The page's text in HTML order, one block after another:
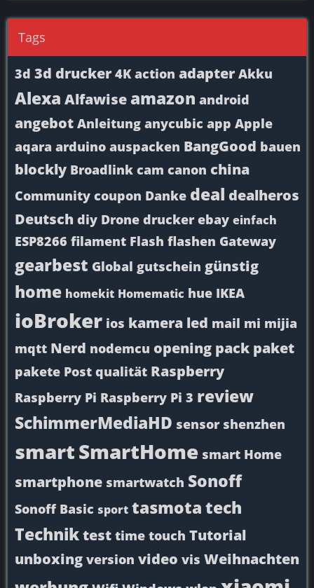
Tags
3d 3d drucker 4K action adapter Akku
Alexa Alfawiseamazon android
angebot Anleitung anycubic app Apple
aqara arduino auspacken BangGood bauen
blockly Broadlink cam canon china
Community coupon Danke deal dealheros
Deutsch diy Drone drucker ebay einfach
ESP8266 filament Flash flashen Gateway
gearbest Global gutschein günstig
home homekit Homematic hue IKEA
ioBroker ios kamera led mail mi mijia
mqtt Nerd nodemcu opening pack paket
pakete Post qualität Raspberry
Raspberry Pi Raspberry Pi 3 review
SchimmerMediaHD sensor shenzhen
smartSmartHome smart Home
smartphone smartwatch Sonoff
Sonoff Basic sport tasmotatech
Techniktest time touch Tutorial
unboxing version video vis Weihnachten